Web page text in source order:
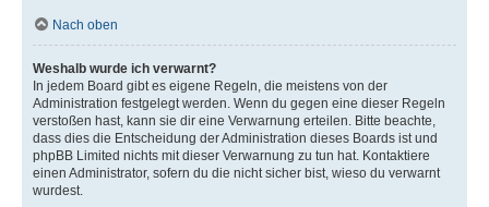
Nach oben
Weshalb wurde ich verwarnt?
In jedem Board gibt es eigene Regeln, die meistens von der
Administration festgelegt werden. Wenn du gegen eine dieser Regeln
verstoßen hast, kann sie dir eine Verwarnung erteilen. Bitte beachte,
dass dies die Entscheidung der Administration dieses Boards ist und
phpBB Limited nichts mit dieser Verwarnung zu tun hat. Kontaktiere
einen Administrator, sofern du die nicht sicher bist, wieso du verwarnt
wurdest.